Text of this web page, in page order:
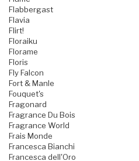
Flabbergast
Flavia
Flirt!
Floraiku
Florame
Floris
Fly Falcon
Fort & Manle
Fouquet's
Fragonard
Fragrance Du Bois
Fragrance World
Frais Monde
Francesca Bianchi
Francesca dell'Oro